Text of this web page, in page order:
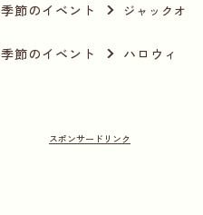
季節のイベント
ジャックオ
季節のイベント
ハロウィ